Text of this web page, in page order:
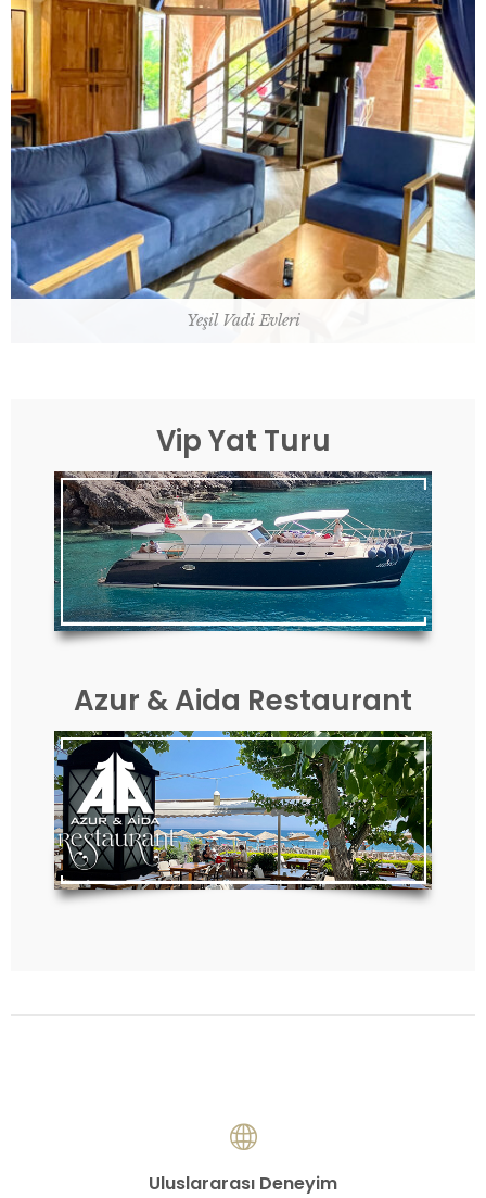
45 m2 / 1 çift kişilik yatak
Oda Planı
Yeşil Vadi Evleri
Vip Yat Turu
Azur & Aida Restaurant
Uluslararası Deneyim